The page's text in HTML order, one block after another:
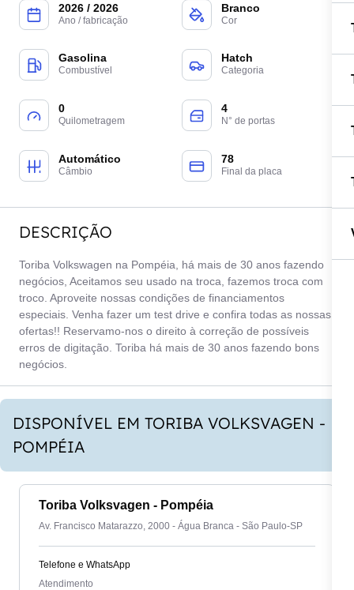
2026 / 2026
Ano / fabricação
Branco
Cor
Gasolina
Combustível
Hatch
Categoria
0
Quilometragem
4
N° de portas
Automático
Câmbio
78
Final da placa
DESCRIÇÃO
Toriba Volkswagen na Pompéia, há mais de 30 anos fazendo
negócios, Aceitamos seu usado na troca, fazemos troca com
troco. Aproveite nossas condições de financiamentos
especiais. Venha fazer um test drive e confira todas as nossas
ofertas!! Reservamo-nos o direito à correção de possíveis
erros de digitação. Toriba há mais de 30 anos fazendo bons
negócios.
DISPONÍVEL EM TORIBA VOLKSVAGEN -
POMPÉIA
Toriba Volksvagen - Pompéia
Av. Francisco Matarazzo, 2000 - Água Branca - São Paulo-SP
Telefone e WhatsApp
Atendimento